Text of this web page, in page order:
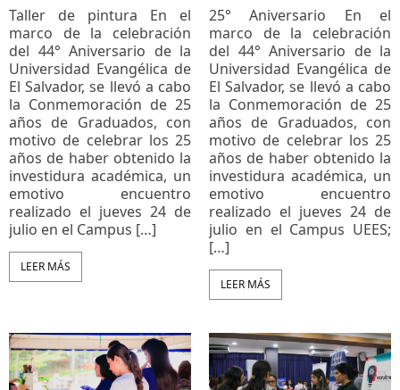
Taller de pintura En el
marco de la celebración
del 44° Aniversario de la
Universidad Evangélica de
El Salvador, se llevó a cabo
la Conmemoración de 25
años de Graduados, con
motivo de celebrar los 25
años de haber obtenido la
investidura académica, un
emotivo encuentro
realizado el jueves 24 de
julio en el Campus […]
LEER MÁS
25° Aniversario En el
marco de la celebración
del 44° Aniversario de la
Universidad Evangélica de
El Salvador, se llevó a cabo
la Conmemoración de 25
años de Graduados, con
motivo de celebrar los 25
años de haber obtenido la
investidura académica, un
emotivo encuentro
realizado el jueves 24 de
julio en el Campus UEES;
[…]
LEER MÁS